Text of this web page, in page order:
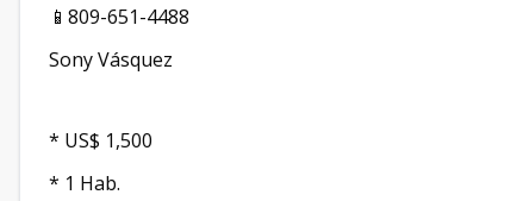
📱809-651-4488
Sony Vásquez
* US$ 1,500
* 1 Hab.